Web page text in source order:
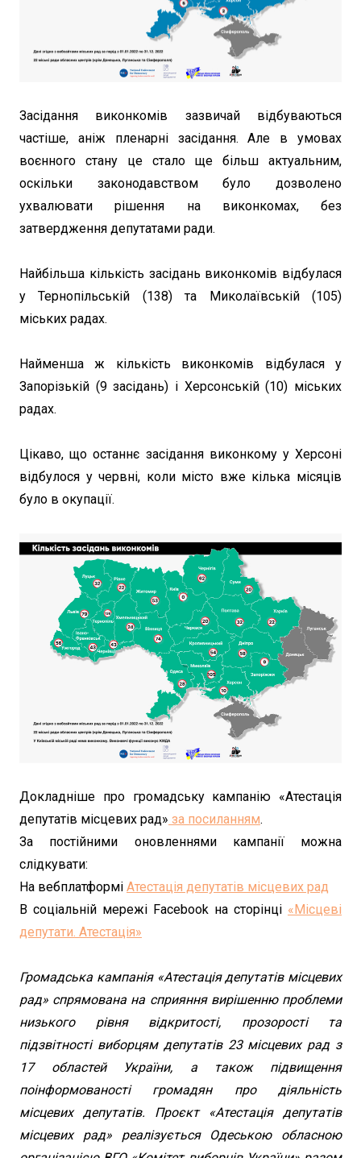
Засідання виконкомів зазвичай відбуваються
частіше, аніж пленарні засідання. Але в умовах
воєнного стану це стало ще більш актуальним,
оскільки законодавством було дозволено
ухвалювати рішення на виконкомах, без
затвердження депутатами ради.
Найбільша кількість засідань виконкомів відбулася
у Тернопільській (138) та Миколаївській (105)
міських радах.
Найменша ж кількість виконкомів відбулася у
Запорізькій (9 засідань) і Херсонській (10) міських
радах.
Цікаво, що останнє засідання виконкому у Херсоні
відбулося у червні, коли місто вже кілька місяців
було в окупації.
Докладніше про громадську кампанію «Атестація
депутатів місцевих рад» за посиланням.
За постійними оновленнями кампанії можна
слідкувати:
На вебплатформі Атестація депутатів місцевих рад
В соціальній мережі Facebook на сторінці «Місцеві
депутати. Атестація»
Громадська кампанія «Атестація депутатів місцевих
рад» спрямована на сприяння вирішенню проблеми
низького рівня відкритості, прозорості та
підзвітності виборцям депутатів 23 місцевих рад з
17 областей України, а також підвищення
поінформованості громадян про діяльність
місцевих депутатів. Проєкт «Атестація депутатів
місцевих рад» реалізується Одеською обласною